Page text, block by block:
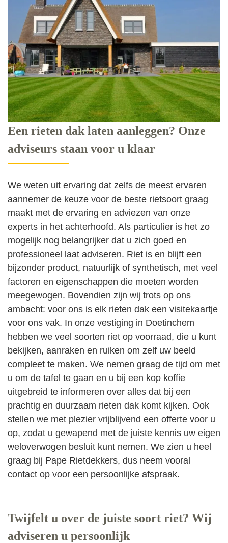
Een rieten dak laten aanleggen? Onze
adviseurs staan voor u klaar
We weten uit ervaring dat zelfs de meest ervaren
aannemer de keuze voor de beste rietsoort graag
maakt met de ervaring en adviezen van onze
experts in het achterhoofd. Als particulier is het zo
mogelijk nog belangrijker dat u zich goed en
professioneel laat adviseren. Riet is en blijft een
bijzonder product, natuurlijk of synthetisch, met veel
factoren en eigenschappen die moeten worden
meegewogen. Bovendien zijn wij trots op ons
ambacht: voor ons is elk rieten dak een visitekaartje
voor ons vak. In onze vestiging in Doetinchem
hebben we veel soorten riet op voorraad, die u kunt
bekijken, aanraken en ruiken om zelf uw beeld
compleet te maken. We nemen graag de tijd om met
u om de tafel te gaan en u bij een kop koffie
uitgebreid te informeren over alles dat bij een
prachtig en duurzaam rieten dak komt kijken. Ook
stellen we met plezier vrijblijvend een offerte voor u
op, zodat u gewapend met de juiste kennis uw eigen
weloverwogen besluit kunt nemen. We zien u heel
graag bij Pape Rietdekkers, dus neem vooral
contact op voor een persoonlijke afspraak.
Twijfelt u over de juiste soort riet? Wij
adviseren u persoonlijk